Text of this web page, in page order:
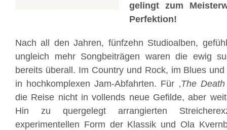
gelingt zum
Perfektion!
Nach all den Jahren, fünfzehn Studioalben,
ungleich mehr Songbeiträgen waren die ewig
bereits überall. Im Country und Rock, im Blues
in hochkomplexen Jam-Abfahrten. Für ‚The
die Reise nicht in vollends neue Gefilde, aber
Hin zu quergelegt arrangierten
experimentellen Form der Klassik und Ola